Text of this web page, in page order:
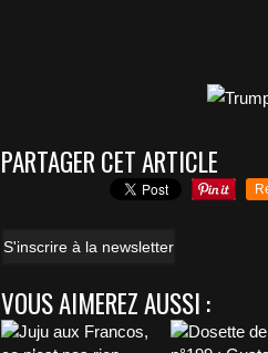
PARTAGER CET ARTICLE
S'inscrire à la newsletter
VOUS AIMEREZ AUSSI :